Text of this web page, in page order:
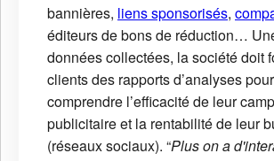
bannières, liens sponsorisés,
éditeurs de bons de réduction…
données collectées, la société doit
clients des rapports d’analyses pour
comprendre l’efficacité de leur
publicitaire et la rentabilité de leur
(réseaux sociaux). “Plus on a